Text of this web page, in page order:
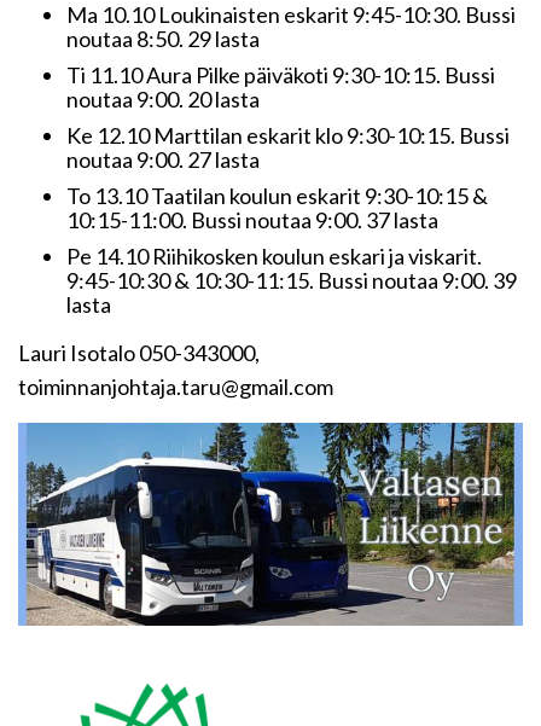
Ma 10.10 Loukinaisten eskarit 9:45-10:30. Bussi
noutaa 8:50. 29 lasta
Ti 11.10 Aura Pilke päiväkoti 9:30-10:15. Bussi
noutaa 9:00. 20 lasta
Ke 12.10 Marttilan eskarit klo 9:30-10:15. Bussi
noutaa 9:00. 27 lasta
To 13.10 Taatilan koulun eskarit 9:30-10:15 &
10:15-11:00. Bussi noutaa 9:00. 37 lasta
Pe 14.10 Riihikosken koulun eskari ja viskarit.
9:45-10:30 & 10:30-11:15. Bussi noutaa 9:00. 39
lasta
Lauri Isotalo 050-343000,
toiminnanjohtaja.taru@gmail.com